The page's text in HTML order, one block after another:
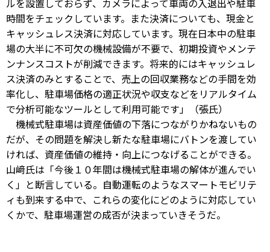
ルを設置しておらず、カメラによって車両の入退出や駐車
時間をチェックしています。また決済についても、現金と
キャッシュレス決済に対応しています。現在日本中の駐車
場の大半に不可欠の機械設備が不要で、初期投資やメンテ
ンナンスコストが削減できます。将来的にはキャッシュレ
ス決済のみとすることで、売上の回収業務などの手間を効
率化し、駐車場価格の適正状況や収支などをリアルタイム
で分析可能なツールとして利用可能です」（張氏）
機械式駐車場は資産価値の下落につながりかねないもの
だが、その問題を解決し新たな駐車場にバトンを渡してい
ければ、資産価値の維持・向上につなげることができる。
山﨑氏は「今後１０年間は機械式駐車場の解体が進んでい
く」と断言している。自動運転のようなスマートモビリテ
ィも到来する中で、これらの変化にどのように対応してい
くかで、駐車場運営の成否が決まっていきそうだ。